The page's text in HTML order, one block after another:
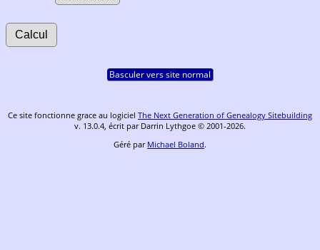
Basculer vers site normal
Ce site fonctionne grace au logiciel The Next Generation of Genealogy Sitebuilding
v. 13.0.4, écrit par Darrin Lythgoe © 2001-2026.
Géré par Michael Boland.